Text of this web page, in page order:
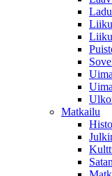
Matkailu